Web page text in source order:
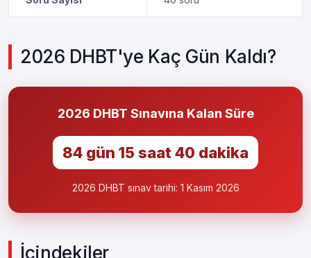
2026 DHBT'ye Kaç Gün Kaldı?
2026 DHBT Sınavına Kalan Süre
84 gün 15 saat 40 dakika
2026 DHBT sınav tarihi: 1 Kasım 2026
İçindekiler